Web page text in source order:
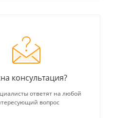
консультация?
ответят на любой
вопрос